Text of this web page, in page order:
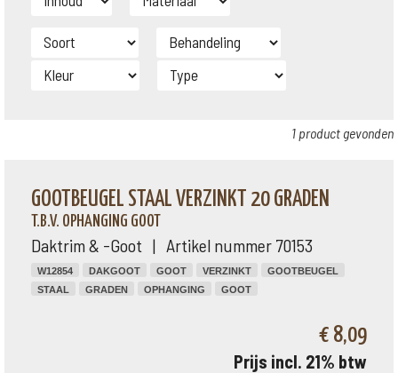
1 product gevonden
GOOTBEUGEL STAAL VERZINKT 20 GRADEN
T.B.V. OPHANGING GOOT
Daktrim & -Goot | Artikel nummer 70153
W12854 DAKGOOT GOOT VERZINKT
GOOTBEUGEL
STAAL
GRADEN OPHANGING GOOT
€ 8,09
Prijs incl. 21% btw